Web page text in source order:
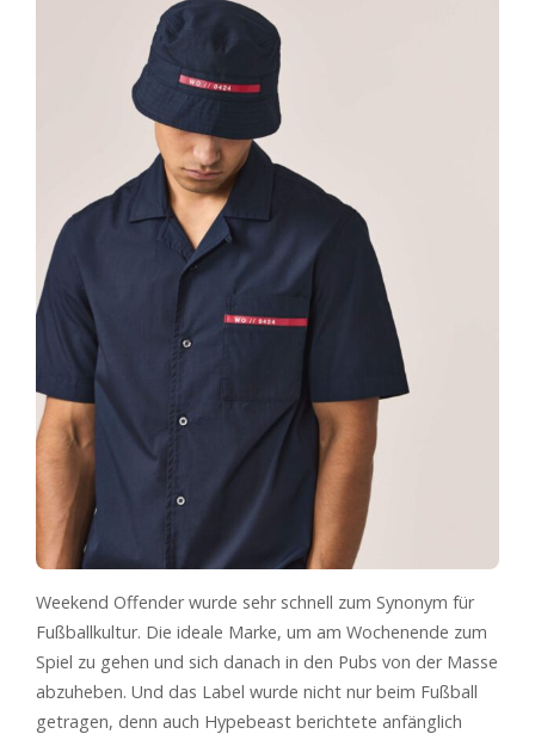
Weekend Offender wurde sehr schnell zum Synonym für
Fußballkultur. Die ideale Marke, um am Wochenende zum
Spiel zu gehen und sich danach in den Pubs von der Masse
abzuheben. Und das Label wurde nicht nur beim Fußball
getragen, denn auch Hypebeast berichtete anfänglich